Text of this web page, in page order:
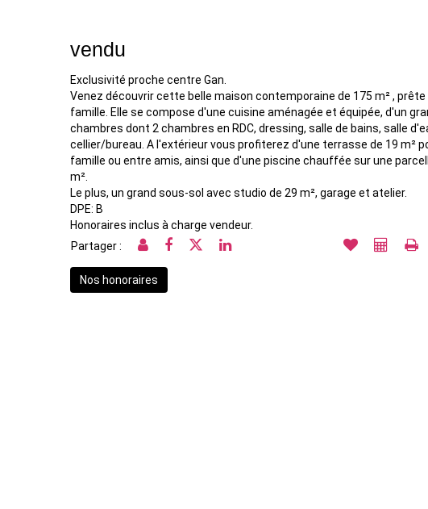
vendu
Exclusivité proche centre Gan.
Venez découvrir cette belle maison contemporaine de 175 m² ,
famille. Elle se compose d'une cuisine aménagée et équipée, d'un
chambres dont 2 chambres en RDC, dressing, salle de bains, salle
cellier/bureau. A l'extérieur vous profiterez d'une terrasse de 19 m²
famille ou entre amis, ainsi que d'une piscine chauffée sur une
m².
Le plus, un grand sous-sol avec studio de 29 m², garage et atelier.
DPE: B
Honoraires inclus à charge vendeur.
Partager :
Nos honoraires